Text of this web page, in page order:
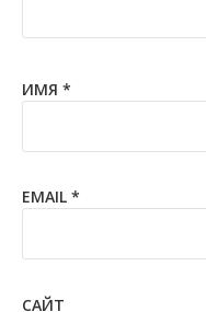
ИМЯ *
EMAIL *
САЙТ